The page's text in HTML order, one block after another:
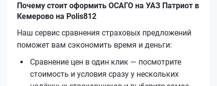
Почему стоит оформить ОСАГО на УАЗ Патриот в
Кемерово на Polis812
Наш сервис сравнения страховых предложений
поможет вам сэкономить время и деньги:
Сравнение цен в один клик — посмотрите
стоимость и условия сразу у нескольких